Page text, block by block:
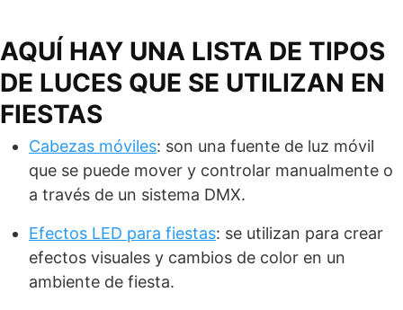
AQUÍ HAY UNA LISTA DE TIPOS
DE LUCES QUE SE UTILIZAN EN
FIESTAS
Cabezas móviles: son una fuente de luz móvil
que se puede mover y controlar manualmente o
a través de un sistema DMX.
Efectos LED para fiestas: se utilizan para crear
efectos visuales y cambios de color en un
ambiente de fiesta.